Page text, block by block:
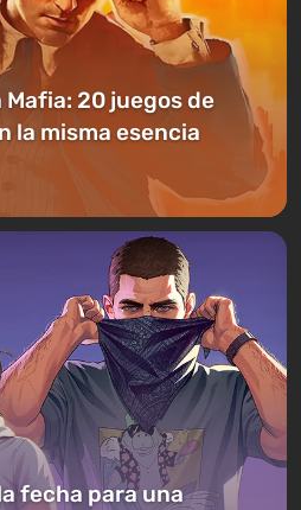
20 juegos de
la misma esencia
fecha para una